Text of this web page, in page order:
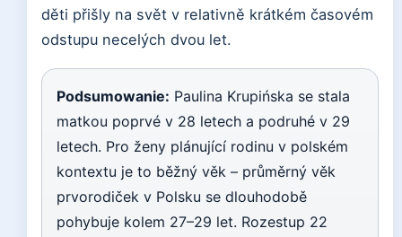
děti přišly na svět v relativně krátkém časovém
odstupu necelých dvou let.
Podsumowanie: Paulina Krupińska se stala
matkou poprvé v 28 letech a podruhé v 29
letech. Pro ženy plánující rodinu v polském
kontextu je to běžný věk – průměrný věk
prvorodiček v Polsku se dlouhodobě
pohybuje kolem 27–29 let. Rozestup 22